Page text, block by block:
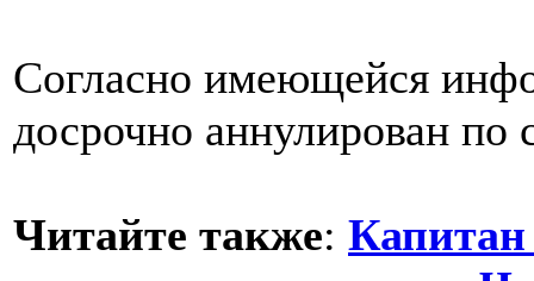
Согласно имеющейся
досрочно аннулирован по
Читайте также: